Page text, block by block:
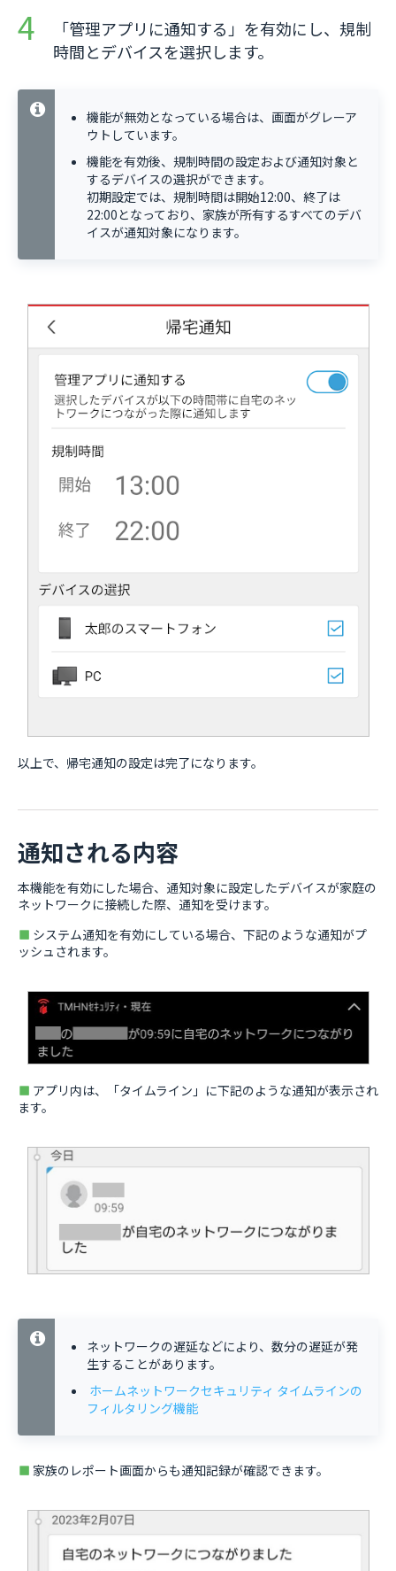
「管理アプリに通知する」を有効にし、規制
時間とデバイスを選択します。
機能が無効となっている場合は、画面がグレーア
ウトしています。
機能を有効後、規制時間の設定および通知対象と
するデバイスの選択ができます。
初期設定では、規制時間は開始12:00、終了は
22:00となっており、家族が所有するすべてのデバ
イスが通知対象になります。
以上で、帰宅通知の設定は完了になります。
通知される内容
本機能を有効にした場合、通知対象に設定したデバイスが家庭の
ネットワークに接続した際、通知を受けます。
システム通知を有効にしている場合、下記のような通知がプ
ッシュされます。
アプリ内は、「タイムライン」に下記のような通知が表示され
ます。
ネットワークの遅延などにより、数分の遅延が発
生することがあります。
ホームネットワークセキュリティ タイムラインの
フィルタリング機能
家族のレポート画面からも通知記録が確認できます。